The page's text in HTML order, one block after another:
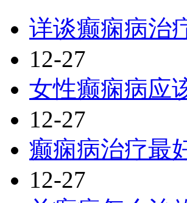
详谈癫痫病治
12-27
女性癫痫病应
12-27
癫痫病治疗最
12-27